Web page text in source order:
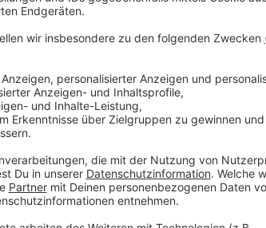
Fiftyfifty möchte aber, dass Schwarzfahren in
geahndet wird. Im vergangenen Jahr hatte
Damals musste eine fiftyfifty-Verkäuferin für
Anzeige
Weitere Infos und Links zum Thema
Anzeige